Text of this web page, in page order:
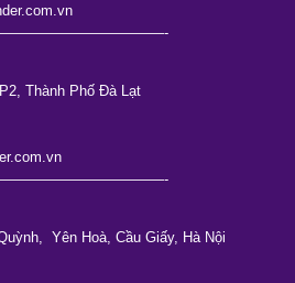
Thành Phố Đà Lạt
Yên Hoà, Cầu Giấy, Hà Nội